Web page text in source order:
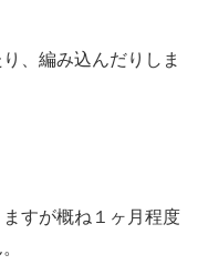
、編み込んだりしま
すが概ね１ヶ月程度